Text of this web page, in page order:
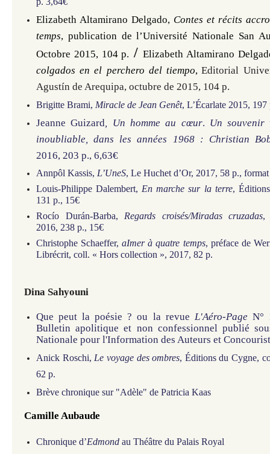
Elizabeth Altamirano Delgado, Contes et récits
temps, publication de l’Université Nationale San
Octobre 2015, 104 p. /Elizabeth Altamirano
colgados en el perchero del tiempo, Editorial
Agustín de Arequipa, octubre de 2015, 104 p.
Brigitte Brami, Miracle de Jean Genêt, L’Écarlate 2015, 197
Jeanne Guizard , Un homme au cœur. Un souvenir
inoubliable, dans les années 1968 : Christian
2016, 203 p., 6,63€
Annpôl Kassis, L’UneS, Le Huchet d’Or, 2017, 58 p.,
Louis-Philippe Dalembert, En marche sur la terre,
131 p., 15€
Rocío Durán-Barba, Regards croisés/Miradas cruzadas,
2016, 238 p., 15€
Christophe Schaeffer,aImer à quatre temps, préface de
Librécrit, coll. « Hors collection », 2017, 82 p.
Dina Sahyouni
Que peut la poésie ? ou la revue L'Aéro-Page N°
Bulletin apolitique et non confessionnel publié
Nationale pour l'Information des Auteurs et
Anick Roschi, Le voyage des ombres, Éditions du Cygne,
62 p.
Brève chronique sur "Adèle" de Patricia Kaas
Camille Aubaude
Chronique d’Edmond au Théâtre du Palais Royal